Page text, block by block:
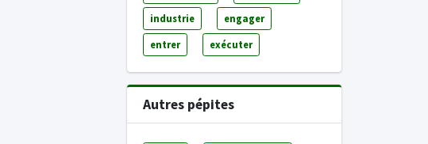
industrie engager
entrer exécuter
Autres pépites